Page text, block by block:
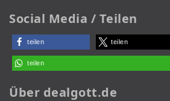
Social Media / Teilen
teilen teilen
teilen
Über dealgott.de